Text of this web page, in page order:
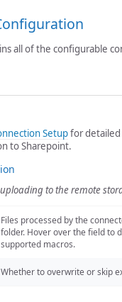
all of the configurable
Setupfor
to Sharepoint.
to the remote
Files processed by the
folder. Hover over the field to
supported macros.
Whether to overwrite or skip